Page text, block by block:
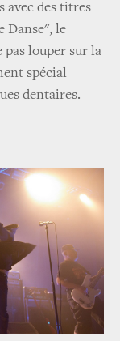
avec des titres
Danse", le
pas louper sur la
spécial
dentaires.